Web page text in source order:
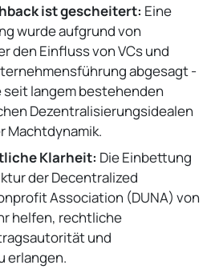
ist gescheitert: Eine
wurde aufgrund von
den Einfluss von VCs und
abgesagt -
seit langem bestehenden
Dezentralisierungsidealen
Machtdynamik.
Klarheit: Die Einbettung
der Decentralized
Association (DUNA) von
helfen, rechtliche
und
erlangen.